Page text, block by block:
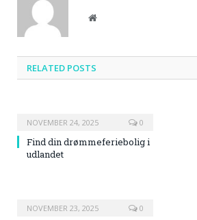
Website
RELATED POSTS
NOVEMBER 24, 2025 0
Find din drømmeferiebolig i
udlandet
NOVEMBER 23, 2025 0